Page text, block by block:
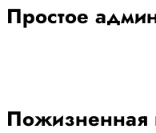
Простое
Пожизненная